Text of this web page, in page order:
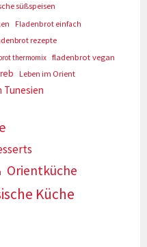
süßspeisen
Fladenbrot einfach
rezepte
thermomix fladenbrot vegan
Leben im Orient
Tunesien
Orientküche
Küche